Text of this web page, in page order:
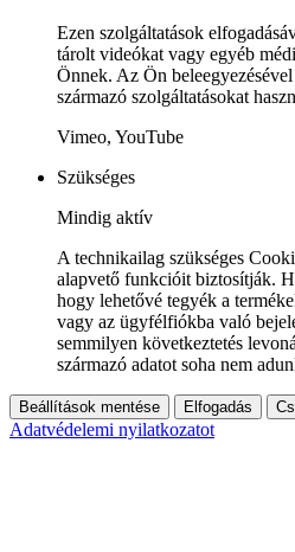
Ezen szolgáltatások
tárolt videókat vagy egyéb
Önnek. Az Ön
származó szolgáltatásokat
Vimeo, YouTube
Szükséges
Mindig aktív
A technikailag szükséges
alapvető funkcióit biztosítják.
hogy lehetővé tegyék a
vagy az ügyfélfiókba való
semmilyen következtetés
származó adatot soha nem
Beállítások mentése Elfogadás
Adatvédelemi nyilatkozatot